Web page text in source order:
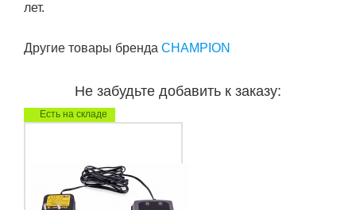
лет.
Другие товары бренда CHAMPION
Не забудьте добавить к заказу:
Есть на складе